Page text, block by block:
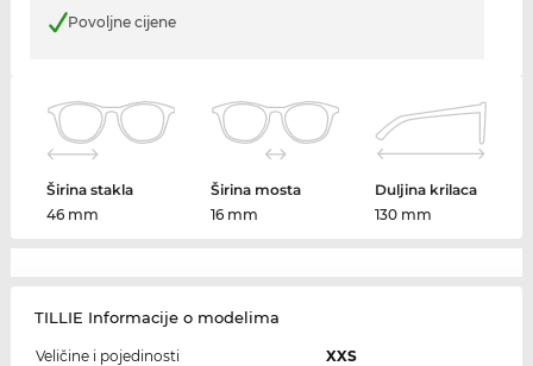
Povoljne cijene
Širina stakla
46 mm
Širina mosta
16 mm
Duljina krilaca
130 mm
TILLIE Informacije o modelima
Veličine i pojedinosti
XXS